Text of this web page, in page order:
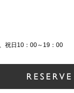
祝日10：00～19：00